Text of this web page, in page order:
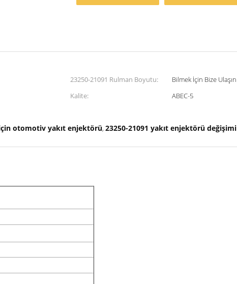
23250-21091 Rulman Boyutu:
Bilmek İçin Bize Ulaşın
Kalite:
ABEC-5
otomotiv yakıt enjektörü, 23250-21091 yakıt enjektörü değişimi